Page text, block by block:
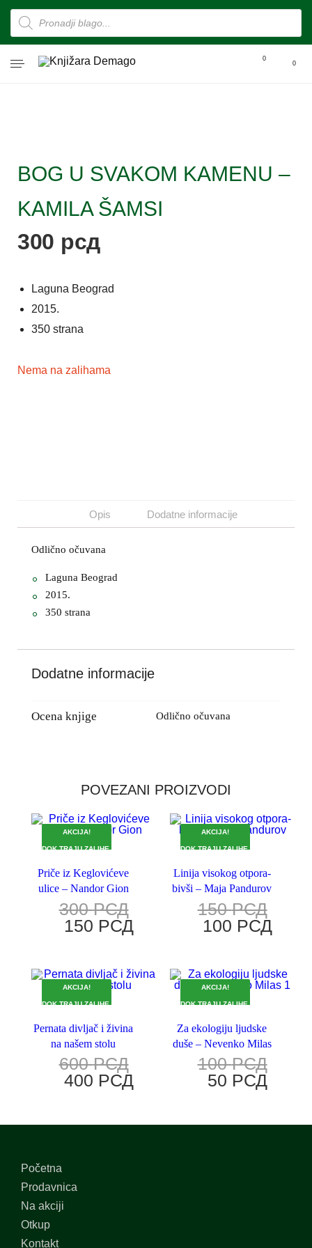
0
0
BOG U SVAKOM KAMENU –
KAMILA ŠAMSI
300 рсд
Laguna Beograd
2015.
350 strana
Nema na zalihama
Opis Dodatne informacije
Odlično očuvana
Laguna Beograd
2015.
350 strana
Dodatne informacije
Ocena knjige Odlično očuvana
POVEZANI PROIZVODI
AKCIJA!
DOK TRAJU ZALIHE.
Priče iz Keglovićeve
ulice – Nandor Gion
300РСД
150 РСД
AKCIJA!
DOK TRAJU ZALIHE.
Linija visokog otpora-
bivši – Maja Pandurov
150РСД
100 РСД
AKCIJA!
DOK TRAJU ZALIHE.
Pernata divljač i živina
na našem stolu
600РСД
400 РСД
AKCIJA!
DOK TRAJU ZALIHE.
Za ekologiju ljudske
duše – Nevenko Milas
100РСД
50 РСД
Početna
Prodavnica
Na akciji
Otkup
Kontakt